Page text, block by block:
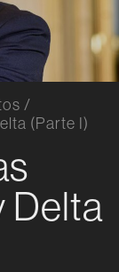
/
(Parte I)
Delta